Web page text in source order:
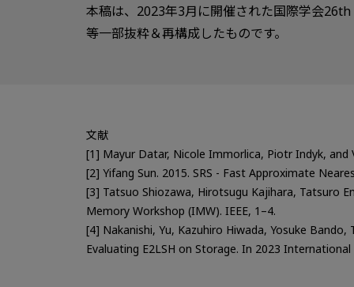
本稿は、2023年3月に開催された国際学会
等一部抜粋＆再構成したものです。
文献
[1] Mayur Datar, Nicole Immorlica, Piotr Indyk, and
[2] Yifang Sun. 2015. SRS - Fast Approximate
[3] Tatsuo Shiozawa, Hirotsugu Kajihara, Tatsuro
Memory Workshop (IMW). IEEE, 1–4.
[4] Nakanishi, Yu, Kazuhiro Hiwada, Yosuke
Evaluating E2LSH on Storage. In 2023